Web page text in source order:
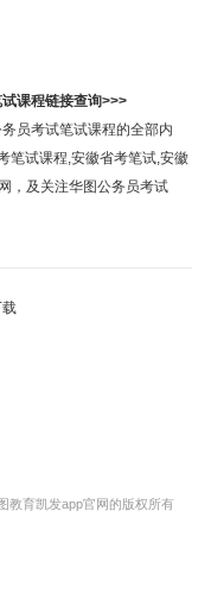
课程链接查询>>>
员考试笔试课程的全部内
笔试课程,安徽省考笔试,安徽
，及关注华图公务员考试
教育凯发app官网的版权所有